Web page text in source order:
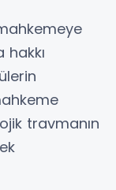
travmanın